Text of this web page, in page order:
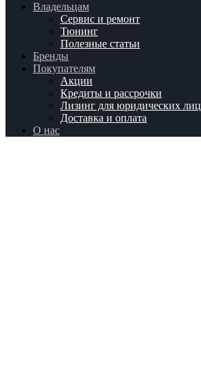
Владельцам
Сервис и ремонт
Тюнинг
Полезные статьи
Бренды
Покупателям
Акции
Кредиты и рассрочки
Лизинг для юридических лиц
Доставка и оплата
О нас